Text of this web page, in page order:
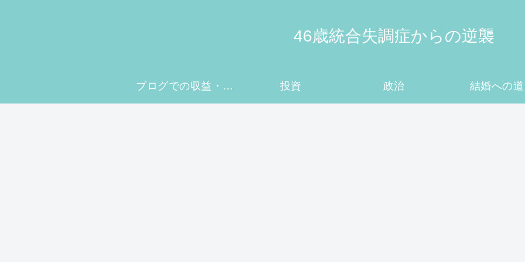
46歳統合失調症からの逆襲
ブログでの収益・Xでの収益 投資 政治 結婚への道